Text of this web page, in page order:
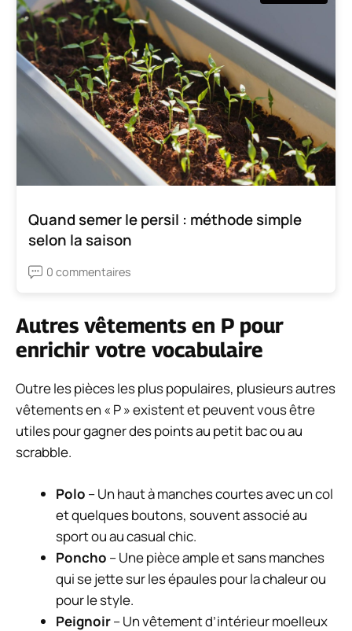
Quand semer le persil : méthode simple
selon la saison
0 commentaires
Autres vêtements en P pour
enrichir votre vocabulaire
Outre les pièces les plus populaires, plusieurs autres
vêtements en « P » existent et peuvent vous être
utiles pour gagner des points au petit bac ou au
scrabble.
Polo – Un haut à manches courtes avec un col
et quelques boutons, souvent associé au
sport ou au casual chic.
Poncho – Une pièce ample et sans manches
qui se jette sur les épaules pour la chaleur ou
pour le style.
Peignoir– Un vêtement d’intérieur moelleux